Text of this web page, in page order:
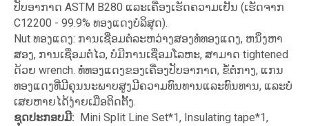
ປັບອາກາດ ASTM B280 ແລະເຄື່ອງເຮັດຄວາມເຢັນ (ເຮັດຈາກ
C12200 - 99.9% ທອງແດງບໍລິສຸດ).
Nut ທອງແດງ: ການເຊື່ອມຕໍ່ລະຫວ່າງສອງທໍ່ທອງແດງ, ຫນຶ່ງຫາ
ສອງ, ການເຊື່ອມຕໍ່ໄວ, ບໍ່ມີການເຊື່ອມໂລຫະ, ສາມາດ tightened
ດ້ວຍ wrench. ທໍ່ທອງແດງຂອງເຄື່ອງປັບອາກາດ, ຂໍ້ຕໍ່ກາງ, ແກນ
ທອງແດງທີ່ມີຄຸນນະພາບສູງມີຄວາມທົນທານແລະທົນທານ, ແລະບໍ່
ເສຍຫາຍໄດ້ງ່າຍເມື່ອຕິດຕັ້ງ.
ຊຸດປະກອບມີ: Mini Split Line Set*1, Insulating tape*1,